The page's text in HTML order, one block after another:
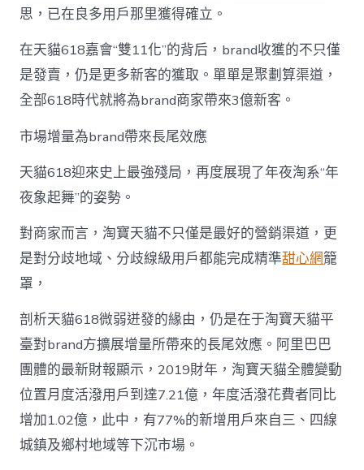
思，已在良多用戶那里獲得確立。
在天貓618嘉會“雙11化”的背后，brand收獲的不只僅
是發賣，仍是更多新客的獲取。單單是聚劃算渠道，
全部618時代就將為brand商家帶來3億新客。
市場增量為brand帶來長尾效應
天貓618迎來史上最強殘局，再度展現了年夜淘系“年
夜象起舞”的姿勢。
對商家而言，淘寶天貓不只僅是最好的營銷渠道，更
是對分歧地域、分歧線級用戶都能完成精準甜心網籠
罩，
剖析天貓618微弱迸發的緣由，仍是在于淘寶天貓平
臺對brand方擴展增量所帶來的長尾效應。阿里巴巴
團體的最新財報顯示，2019財年，淘寶天貓全體變動
位置月度活潑用戶到達7.21億，年度活潑花費者同比
增加1.02億，此中，有77%的新增用戶來自三、四線
城鎮及鄉村地域等下沉市場。